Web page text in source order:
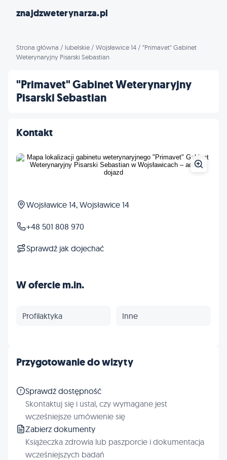
znajdzweterynarza.pl
Strona główna / lubelskie / Wojsławice 14 / "Primavet" Gabinet
Weterynaryjny Pisarski Sebastian
"Primavet" Gabinet Weterynaryjny
Pisarski Sebastian
Kontakt
Wojsławice 14, Wojsławice 14
+48 501 808 970
Sprawdź jak dojechać
W ofercie m.in.
Profilaktyka Inne
Przygotowanie do wizyty
Sprawdź dostępność
Skontaktuj się i ustal, czy wymagane jest
wcześniejsze umówienie się
Zabierz dokumenty
Książeczka zdrowia lub paszporcie i dokumentacja
wcześniejszych badań